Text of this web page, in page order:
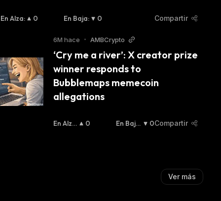
En Alza: 0 En Baja: 0 Compartir
6M hace • AMBCrypto
‘Cry me a river’: X creator prize
winner responds to
Bubblemaps memecoin
allegations
En Alza
0
En Baja
0Compartir
Ver más